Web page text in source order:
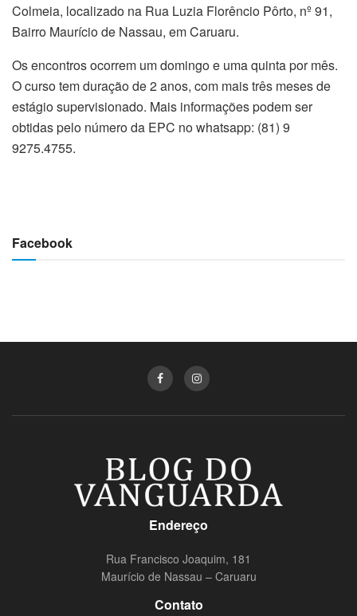
Colmeia, localizado na Rua Luzia Florêncio Pôrto, nº 91,
Bairro Maurício de Nassau, em Caruaru.
Os encontros ocorrem um domingo e uma quinta por mês.
O curso tem duração de 2 anos, com mais três meses de
estágio supervisionado. Mais informações podem ser
obtidas pelo número da EPC no whatsapp: (81) 9
9275.4755.
Facebook
Endereço
Rua Francisco Joaquim, 181
Maurício de Nassau – Caruaru
Contato